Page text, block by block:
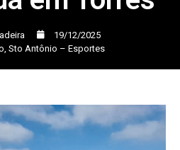
19/12/2025
Sto Antônio – Esportes